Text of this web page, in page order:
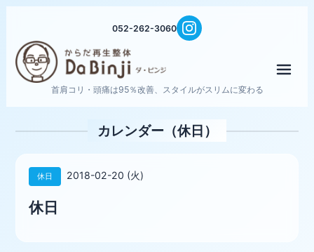
052-262-3060
首肩コリ・頭痛は95％改善、スタイルがスリムに変わる
カレンダー（休日）
休日 2018-02-20 (火)
休日